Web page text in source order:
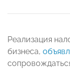
Реализация
бизнеса,